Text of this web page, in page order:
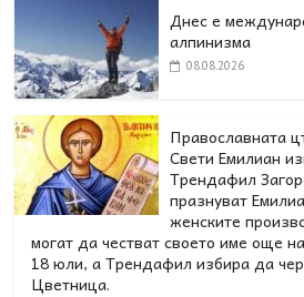
Днес е
алпинизма
08.08.2026
Православната
Свети Емилиан
Трендафил
празнуват
женските
могат да честват своето име още
18 юли, а Трендафил избира да
Цветница.